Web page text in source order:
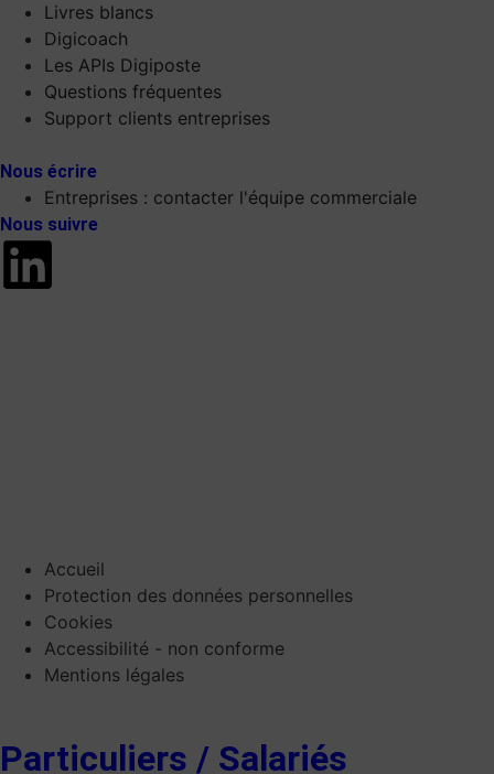
Livres blancs
Digicoach
Les APIs Digiposte
Questions fréquentes
Support clients entreprises
Nous écrire
Entreprises : contacter l'équipe commerciale
Nous suivre
Accueil
Protection des données personnelles
Cookies
Accessibilité - non conforme
Mentions légales
Particuliers / Salariés